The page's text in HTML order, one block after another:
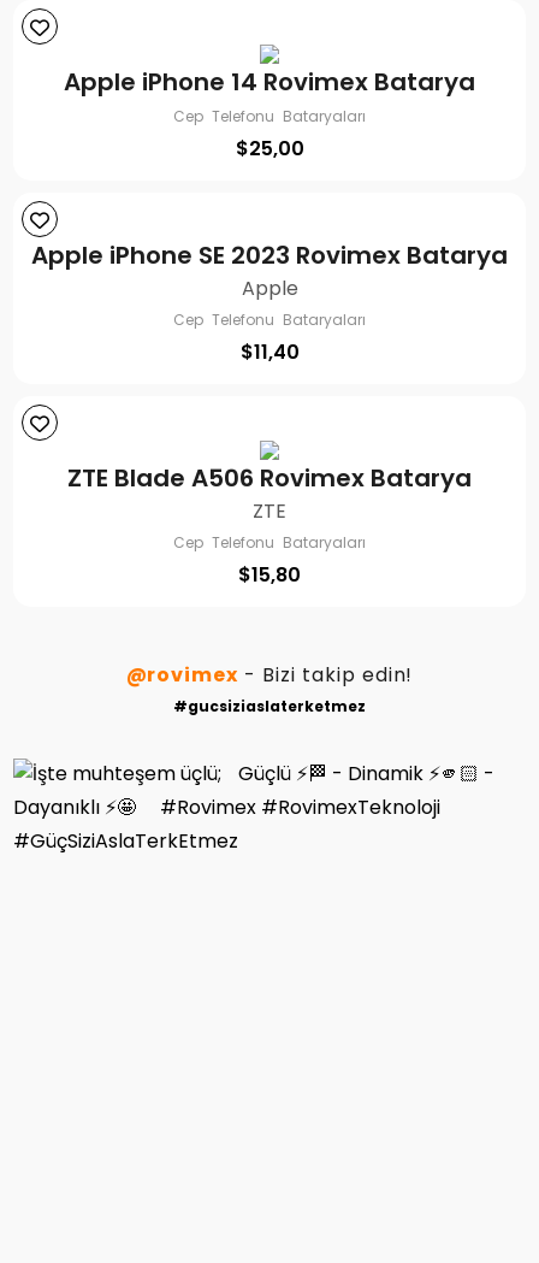
Apple iPhone 14 Rovimex Batarya
Cep Telefonu Bataryaları
$25,00
Apple iPhone SE 2023 Rovimex Batarya
Apple
Cep Telefonu Bataryaları
$11,40
ZTE Blade A506 Rovimex Batarya
ZTE
Cep Telefonu Bataryaları
$15,80
@rovimex - Bizi takip edin!
#gucsiziaslaterketmez